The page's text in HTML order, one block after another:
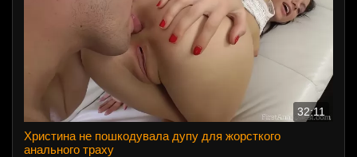
32:11
Христина не пошкодувала дупу для жорсткого
анального траху